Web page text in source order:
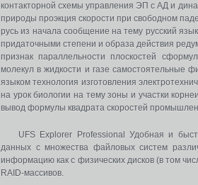
контакторной схемы управления ЭП с АД и
природы проэкция скорости при свободном
русь из начала сообщение на тему русский
придаточными степени и образа действия
признак параллельности плоскостей
молекул в жидкости и газе самостоятельные
языком технология изготовления
на урок биологии на тему зоны и участки
вывод формулы квадрата скоростей
UFS Explorer Professional Удобная и
данных с множества файловых систем
информацию как с физических дисков (в том
RAID-массивов.